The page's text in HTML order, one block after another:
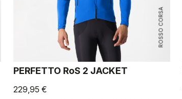
ROSSO CORSA
PERFETTO RoS 2 JACKET
229,95 €